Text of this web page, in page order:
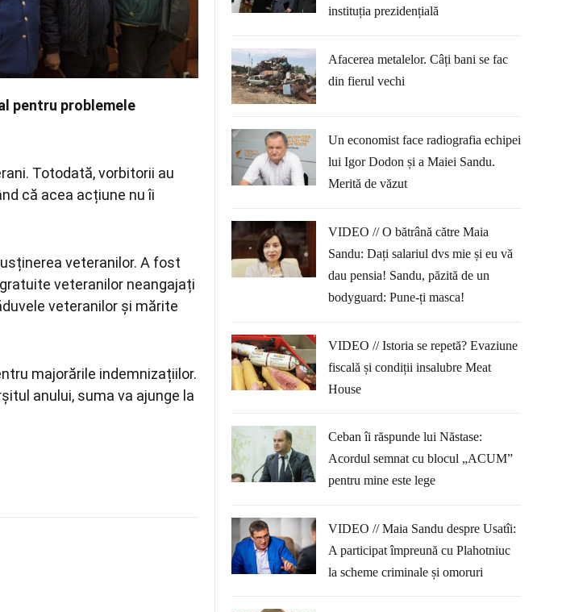
pentru problemele
Totodată, vorbitorii au
că acea acțiune nu îi
veteranilor. A fost
veteranilor neangajați
veteranilor și mărite
majorările indemnizațiilor.
anului, suma va ajunge la
instituția prezidențială
Afacerea metalelor. Câți bani se fac
din fierul vechi
Un economist face radiografia echipei
lui Igor Dodon și a Maiei Sandu.
Merită de văzut
VIDEO // O bătrână către Maia
Sandu: Dați salariul dvs mie și eu vă
dau pensia! Sandu, păzită de un
bodyguard: Pune-ți masca!
VIDEO // Istoria se repetă? Evaziune
fiscală și condiții insalubre Meat
House
Ceban îi răspunde lui Năstase:
Acordul semnat cu blocul „ACUM”
pentru mine este lege
VIDEO // Maia Sandu despre Usatîi:
A participat împreună cu Plahotniuc
la scheme criminale și omoruri